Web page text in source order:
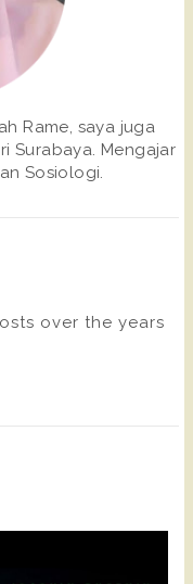
Rame, saya juga
Surabaya. Mengajar
Sosiologi.
over the years